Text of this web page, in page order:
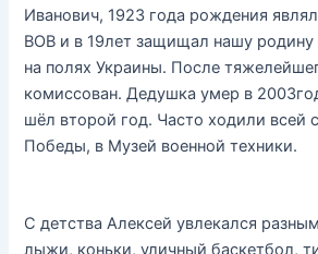
Иванович, 1923 года рождения
ВОВ и в 19лет защищал нашу родину
на полях Украины. После
комиссован. Дедушка умер в
шёл второй год. Часто ходили всей
Победы, в Музей военной техники.
С детства Алексей увлекался
лыжи, коньки, уличный баскетбол,